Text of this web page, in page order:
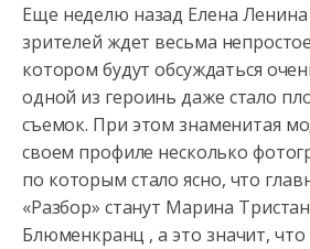
Еще неделю назад Елена
зрителей ждет весьма
котором будут обсуждаться
одной из героинь даже стало
съемок. При этом знаменитая
своем профиле несколько
по которым стало ясно, что
«Разбор» станут Марина
Блюменкранц , а это значит,